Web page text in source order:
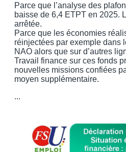
Parce que l’analyse des
baisse de 6,4 ETPT en 2025.
arrêtée.
Parce que les économies
réinjectées par exemple dans
NAO alors que sur d’autres
Travail finance sur ces fonds
nouvelles missions confiées
moyen supplémentaire.
...